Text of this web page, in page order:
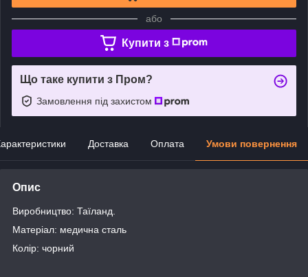
або
Купити з
Що таке купити з Пром?
Замовлення під захистом
Доставка Оплата Умови повернення
Опис
Виробництво: Таїланд.
Матеріал: медична сталь
Колір: чорний